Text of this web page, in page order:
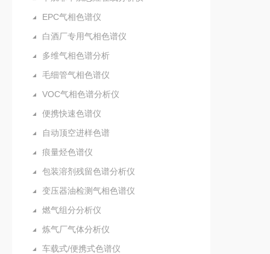
EPC气相色谱仪
白酒厂专用气相色谱仪
多维气相色谱分析
毛细管气相色谱仪
VOC气相色谱分析仪
便携快速色谱仪
自动顶空进样色谱
痕量烃色谱仪
包装溶剂残留色谱分析仪
变压器油检测气相色谱仪
燃气组分分析仪
炼气厂气体分析仪
车载式/便携式色谱仪